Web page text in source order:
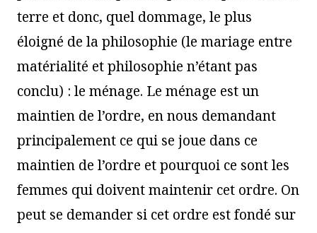
terre et donc, quel dommage, le plus
éloigné de la philosophie (le mariage entre
matérialité et philosophie n’étant pas
conclu) : le ménage. Le ménage est un
maintien de l’ordre, en nous demandant
principalement ce qui se joue dans ce
maintien de l’ordre et pourquoi ce sont les
femmes qui doivent maintenir cet ordre. On
peut se demander si cet ordre est fondé sur